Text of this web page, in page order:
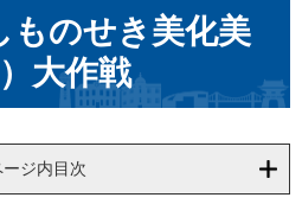
のせき美化美
大作戦
ージ内目次